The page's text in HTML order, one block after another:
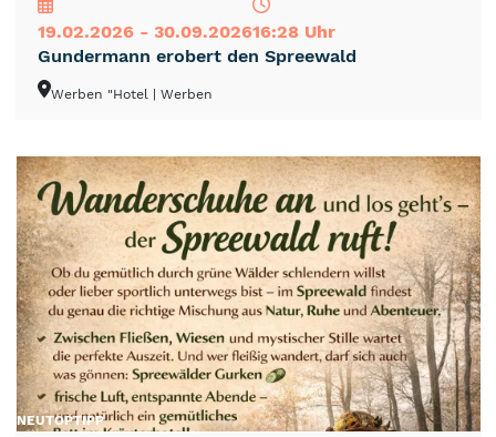
19.02.2026 - 30.09.202616:28 Uhr
Gundermann erobert den Spreewald
Werben "Hotel | Werben
NEUTOPTIPP